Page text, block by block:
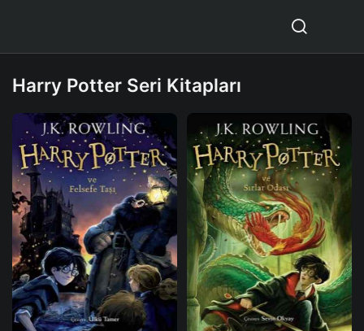
Harry Potter Seri Kitapları